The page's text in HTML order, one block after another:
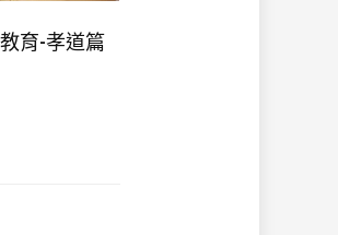
育-孝道篇